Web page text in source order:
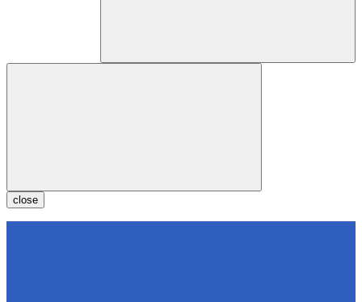
close